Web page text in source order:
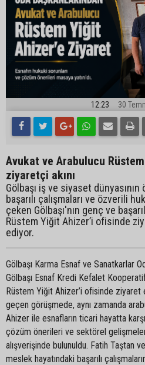
12:23 30
Avukat ve Arabulucu
ziyaretçi akını
Gölbaşı iş ve siyaset
başarılı çalışmaları ve özverili
çeken Gölbaşı'nın genç ve
Rüstem Yiğit Ahizer’i ofisinde
ediyor.
Gölbaşı Karma Esnaf ve Sanatkarlar
Gölbaşı Esnaf Kredi Kefalet
Rüstem Yiğit Ahizer’i ofisinde
geçen görüşmede, aynı zamanda
Ahizer ile esnafların ticari hayatta
çözüm önerileri ve sektörel
alışverişinde bulunuldu. Fatih Taştan
meslek hayatındaki başarılı